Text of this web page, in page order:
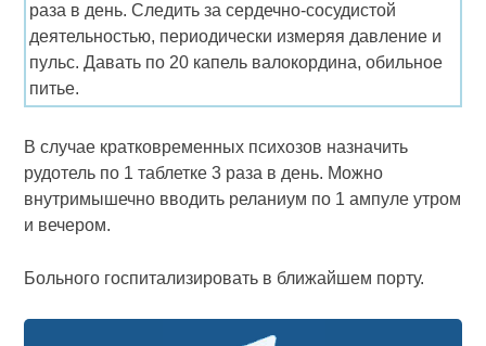
раза в день. Следить за сердечно-сосудистой
деятельностью, периодически измеряя давление и
пульс. Давать по 20 капель валокордина, обильное
питье.
В случае кратковременных психозов назначить
рудотель по 1 таблетке 3 раза в день. Можно
внутримышечно вводить реланиум по 1 ампуле утром
и вечером.
Больного госпитализировать в ближайшем порту.